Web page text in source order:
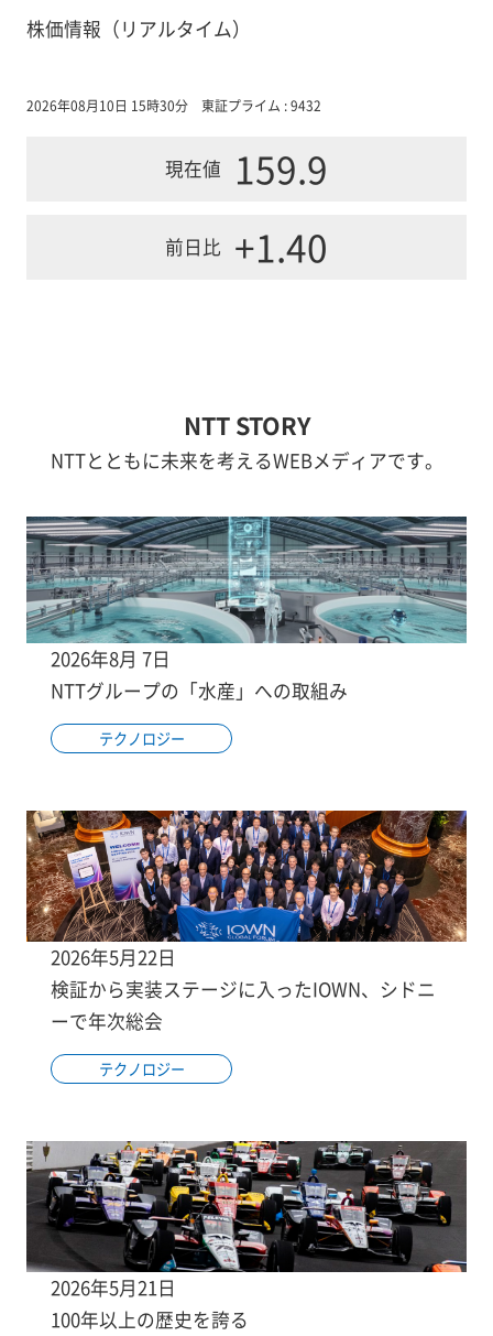
株価情報（リアルタイム）
2026年08月10日 15時30分 東証プライム : 9432
現在値 159.9
前日比 +1.40
NTT STORY
NTTとともに未来を考えるWEBメディアです。
2026年8月 7日
NTTグループの「水産」への取組み
テクノロジー
2026年5月22日
検証から実装ステージに入ったIOWN、シドニ
ーで年次総会
テクノロジー
2026年5月21日
100年以上の歴史を誇る